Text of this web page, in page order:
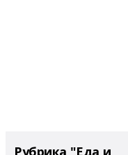
Рубрика "Еда и